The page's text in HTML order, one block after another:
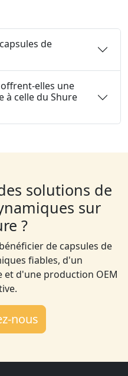
de
elles une
à celle du Shure
solutions de
sur
?
de capsules de
fiables, d'un
d'une production OEM
nous